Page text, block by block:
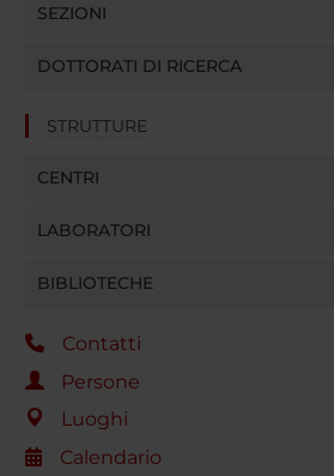
SEZIONI
DOTTORATI DI RICERCA
STRUTTURE
CENTRI
LABORATORI
BIBLIOTECHE
Contatti
Persone
Luoghi
Calendario